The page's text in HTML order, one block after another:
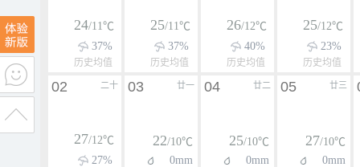
24/11℃
37%
历史均值
25/11℃
37%
历史均值
26/12℃
40%
历史均值
25/12℃
23%
历史均值
二十
02
27/12℃
27%
廿一
03
22/10℃
0mm
廿二
04
25/10℃
0mm
廿三
05
27/10℃
0mm